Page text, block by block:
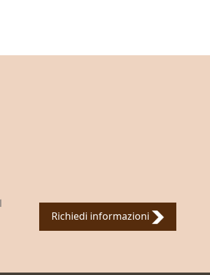
Richiedi informazioni